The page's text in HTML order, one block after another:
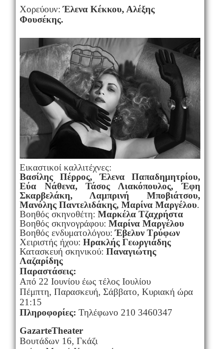
Χορεύουν: Έλενα Κέκκου, Αλέξης
Φουσέκης.
Εικαστικοί καλλιτέχνες:
Βασίλης Πέρρος, Έλενα Παπαδημητρίου,
Εύα Νάθενα, Τάσος Λιακόπουλος, Έφη
Σκαρβελάκη, Λαμπρινή Μποβιάτσου,
Μανόλης Παντελιδάκης, Μαρίνα Μαργέλου.
Βοηθός σκηνοθέτη: Μαρκέλα Τζαχρήστα
Βοηθός σκηνογράφου: Μαρίνα Μαργέλου
Βοηθός ενδυματολόγου:Έβελυν Τρύφων
Χειριστής ήχου: Ηρακλής Γεωργιάδης
Κατασκευή σκηνικού: Παναγιώτης
Λαζαρίδης
Παραστάσεις:
Από 22 Ιουνίου έως τέλος Ιουλίου
Πέμπτη, Παρασκευή, Σάββατο, Κυριακή ώρα
21:15
Πληροφορίες: Τηλέφωνο 210 3460347
GazarteTheater
Βουτάδων 16, Γκάζι